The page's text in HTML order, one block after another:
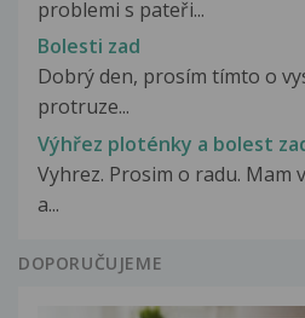
problemi s pateři...
Bolesti zad
Dobrý den, prosím tímto o
protruze...
Výhřez ploténky a bolest
Vyhrez. Prosim o radu. Mam
a...
DOPORUČUJEME